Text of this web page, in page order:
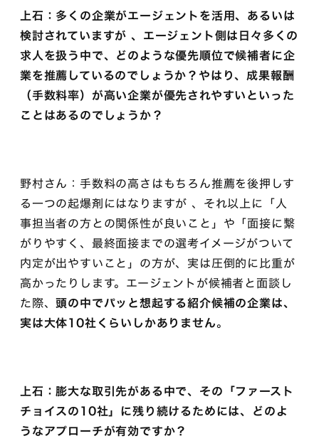
上石：多くの企業がエージェントを活用、あるいは
検討されていますが 、エージェント側は日々多くの
求人を扱う中で、どのような優先順位で候補者に企
業を推薦しているのでしょうか？やはり、成果報酬
（手数料率）が高い企業が優先されやすいといった
ことはあるのでしょうか？
野村さん：手数料の高さはもちろん推薦を後押しす
る一つの起爆剤にはなりますが 、それ以上に「人
事担当者の方との関係性が良いこと」や「面接に繋
がりやすく、最終面接までの選考イメージがついて
内定が出やすいこと」の方が、実は圧倒的に比重が
高かったりします。エージェントが候補者と面談し
た際、頭の中でパッと想起する紹介候補の企業は、
実は大体10社くらいしかありません。
上石：膨大な取引先がある中で、その「ファースト
チョイスの10社」に残り続けるためには、どのよ
うなアプローチが有効ですか？